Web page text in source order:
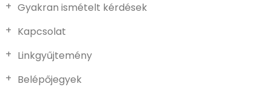
Gyakran ismételt kérdések
Kapcsolat
Linkgyűjtemény
Belépőjegyek